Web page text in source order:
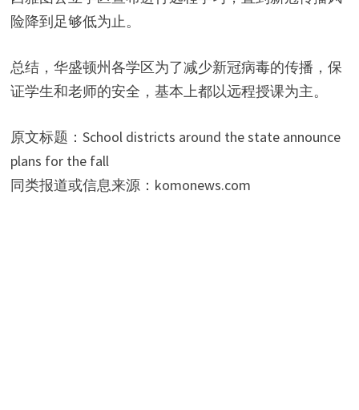
险降到足够低为止。
总结，华盛顿州各学区为了减少新冠病毒的传播，保
证学生和老师的安全，基本上都以远程授课为主。
原文标题：School districts around the state announce
plans for the fall
同类报道或信息来源：komonews.com